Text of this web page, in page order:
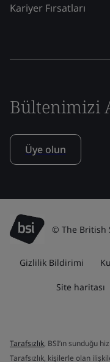
Kariyer Fırsatları
Bültenimizi
Üye olun
© The British
Gizlilik Bildirimi
Site haritası
Tarafsızlık, BSI’ın sunduğu
Tarafsızlık, kişilerle olan